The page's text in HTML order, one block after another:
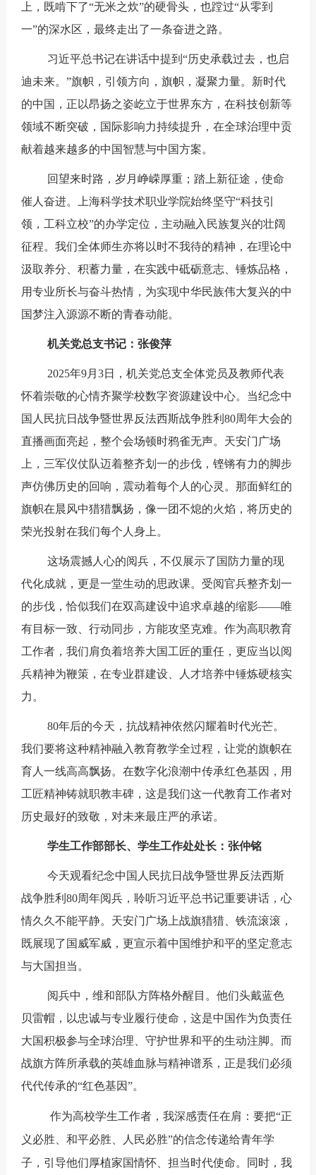
上，既啃下了“无米之炊”的硬骨头，也蹚过“从零到
一”的深水区，最终走出了一条奋进之路。
习近平总书记在讲话中提到“历史承载过去，也启
迪未来。”旗帜，引领方向，旗帜，凝聚力量。新时代
的中国，正以昂扬之姿屹立于世界东方，在科技创新等
领域不断突破，国际影响力持续提升，在全球治理中贡
献着越来越多的中国智慧与中国方案。
回望来时路，岁月峥嵘厚重；踏上新征途，使命
催人奋进。上海科学技术职业学院始终坚守“科技引
领，工科立校”的办学定位，主动融入民族复兴的壮阔
征程。我们全体师生亦将以时不我待的精神，在理论中
汲取养分、积蓄力量，在实践中砥砺意志、锤炼品格，
用专业所长与奋斗热情，为实现中华民族伟大复兴的中
国梦注入源源不断的青春动能。
机关党总支书记：张俊萍
2025年9月3日，机关党总支全体党员及教师代表
怀着崇敬的心情齐聚学校数字资源建设中心。当纪念中
国人民抗日战争暨世界反法西斯战争胜利80周年大会的
直播画面亮起，整个会场顿时鸦雀无声。天安门广场
上，三军仪仗队迈着整齐划一的步伐，铿锵有力的脚步
声仿佛历史的回响，震动着每个人的心灵。那面鲜红的
旗帜在晨风中猎猎飘扬，像一团不熄的火焰，将历史的
荣光投射在我们每个人身上。
这场震撼人心的阅兵，不仅展示了国防力量的现
代化成就，更是一堂生动的思政课。受阅官兵整齐划一
的步伐，恰似我们在双高建设中追求卓越的缩影——唯
有目标一致、行动同步，方能攻坚克难。作为高职教育
工作者，我们肩负着培养大国工匠的重任，更应当以阅
兵精神为鞭策，在专业群建设、人才培养中锤炼硬核实
力。
80年后的今天，抗战精神依然闪耀着时代光芒。
我们要将这种精神融入教育教学全过程，让党的旗帜在
育人一线高高飘扬。在数字化浪潮中传承红色基因，用
工匠精神铸就职教丰碑，这是我们这一代教育工作者对
历史最好的致敬，对未来最庄严的承诺。
学生工作部部长、学生工作处处长：张仲铭
今天观看纪念中国人民抗日战争暨世界反法西斯
战争胜利80周年阅兵，聆听习近平总书记重要讲话，心
情久久不能平静。天安门广场上战旗猎猎、铁流滚滚，
既展现了国威军威，更宣示着中国维护和平的坚定意志
与大国担当。
阅兵中，维和部队方阵格外醒目。他们头戴蓝色
贝雷帽，以忠诚与专业履行使命，这是中国作为负责任
大国积极参与全球治理、守护世界和平的生动注脚。而
战旗方阵所承载的英雄血脉与精神谱系，正是我们必须
代代传承的“红色基因”。
作为高校学生工作者，我深感责任在肩：要把“正
义必胜、和平必胜、人民必胜”的信念传递给青年学
子，引导他们厚植家国情怀、担当时代使命。同时，我